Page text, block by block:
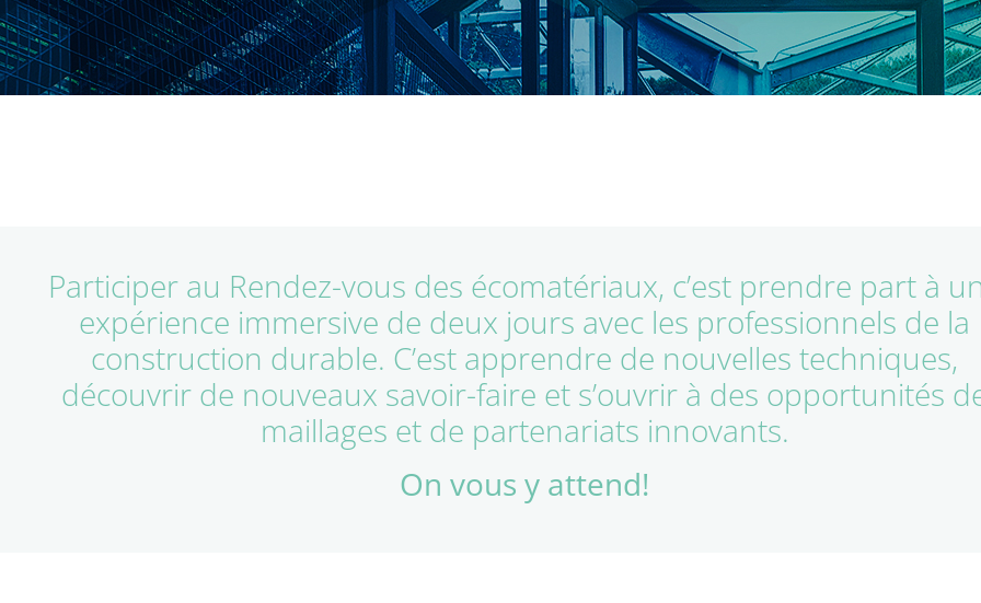
Participer au Rendez-vous des écomatériaux, c’est prendre part à
expérience immersive de deux jours avec les professionnels de la
construction durable. C’est apprendre de nouvelles techniques,
découvrir de nouveaux savoir-faire et s’ouvrir à des opportunités
maillages et de partenariats innovants.
On vous y attend!